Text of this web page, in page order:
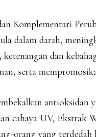
Komplementari
dalam darah,
dan
serta
antioksidan
cahaya UV, Ekstrak
orang yang terdedah